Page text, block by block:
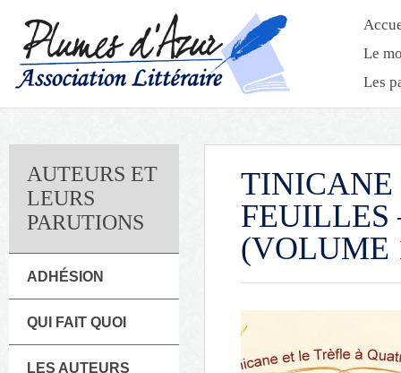
Le
Les
AUTEURS ET
LEURS
PARUTIONS
ADHÉSION
QUI FAIT QUOI
LES AUTEURS
TINICANE
FEUILLES
(VOLUME